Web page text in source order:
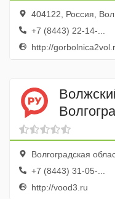
404122, Россия,
+7 (8443) 22-14-...
http://
Волгоградская
+7 (8443) 31-05-...
http://vood3.ru